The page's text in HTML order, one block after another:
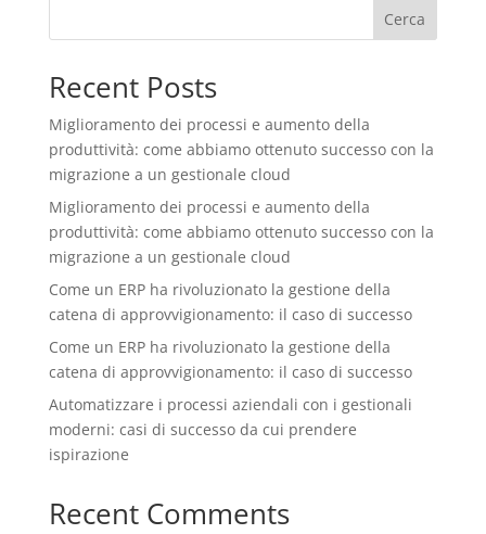
Cerca
Recent Posts
Miglioramento dei processi e aumento della
produttività: come abbiamo ottenuto successo con la
migrazione a un gestionale cloud
Miglioramento dei processi e aumento della
produttività: come abbiamo ottenuto successo con la
migrazione a un gestionale cloud
Come un ERP ha rivoluzionato la gestione della
catena di approvvigionamento: il caso di successo
Come un ERP ha rivoluzionato la gestione della
catena di approvvigionamento: il caso di successo
Automatizzare i processi aziendali con i gestionali
moderni: casi di successo da cui prendere
ispirazione
Recent Comments